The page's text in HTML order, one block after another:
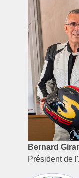
Bernard
Président de